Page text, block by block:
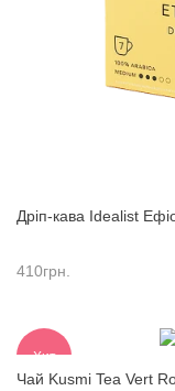
Дріп-кава Idealist
410грн.
Хит
Чай Kusmi Tea Vert